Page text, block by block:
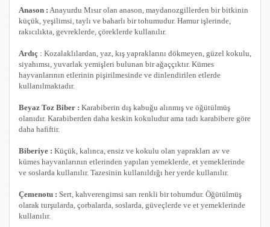
Anason : Anayurdu Mısır olan anason, maydanozgillerden bir bitkinin
küçük, yeşilimsi, taylı ve baharlı bir tohumudur. Hamur işlerinde,
rakıcılıkta, gevreklerde, çöreklerde kullanılır.
Ardıç : Kozalaklılardan, yaz, kış yapraklarını dökmeyen, güzel kokulu,
siyahımsı, yuvarlak yemişleri bulunan bir ağaççıktır. Kümes
hayvanlarının etlerinin pişirilmesinde ve dinlendirilen etlerde
kullanılmaktadır.
Beyaz Toz Biber : Karabiberin dış kabuğu alınmış ve öğütülmüş
olanıdır. Karabiberden daha keskin kokuludur ama tadı karabibere göre
daha hafiftir.
Biberiye : Küçük, kalınca, ensiz ve kokulu olan yaprakları av ve
kümes hayvanlarının etlerinden yapılan yemeklerde, et yemeklerinde
ve soslarda kullanılır. Tazesinin kullanıldığı her yerde kullanılır.
Çemenotu : Sert, kahverengimsi sarı renkli bir tohumdur. Öğütülmüş
olarak turşularda, çorbalarda, soslarda, güveçlerde ve et yemeklerinde
kullanılır.